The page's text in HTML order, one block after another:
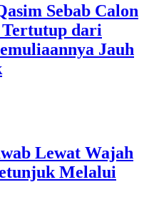
Sebab Calon
dari
Jauh
Lewat Wajah
Melalui